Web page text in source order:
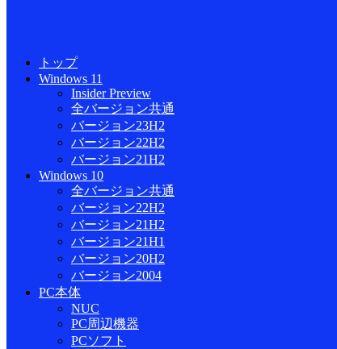
トップ
Windows 11
Insider Preview
全バージョン共通
バージョン23H2
バージョン22H2
バージョン21H2
Windows 10
全バージョン共通
バージョン22H2
バージョン21H2
バージョン21H1
バージョン20H2
バージョン2004
PC本体
NUC
PC周辺機器
PCソフト